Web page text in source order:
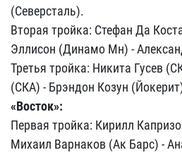
(Северсталь).
Вторая тройка: Стефан Да
Эллисон (Динамо Мн) -
Третья тройка: Никита Гусев
(СКА) - Брэндон Козун
«Восток»:
Первая тройка: Кирилл
Михаил Варнаков (Ак Барс) -